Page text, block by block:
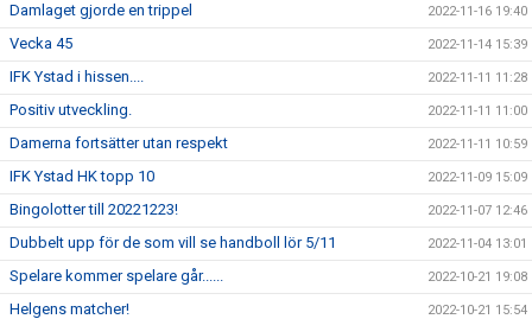
Damlaget gjorde en trippel 2022-11-16 19:40
Vecka 45 2022-11-14 15:39
IFK Ystad i hissen.... 2022-11-11 11:28
Positiv utveckling. 2022-11-11 11:00
Damerna fortsätter utan respekt 2022-11-11 10:59
IFK Ystad HK topp 10 2022-11-09 15:09
Bingolotter till 20221223! 2022-11-07 12:46
Dubbelt upp för de som vill se handboll lör 5/11 2022-11-04 13:01
Spelare kommer spelare går...... 2022-10-21 19:08
Helgens matcher! 2022-10-21 15:54